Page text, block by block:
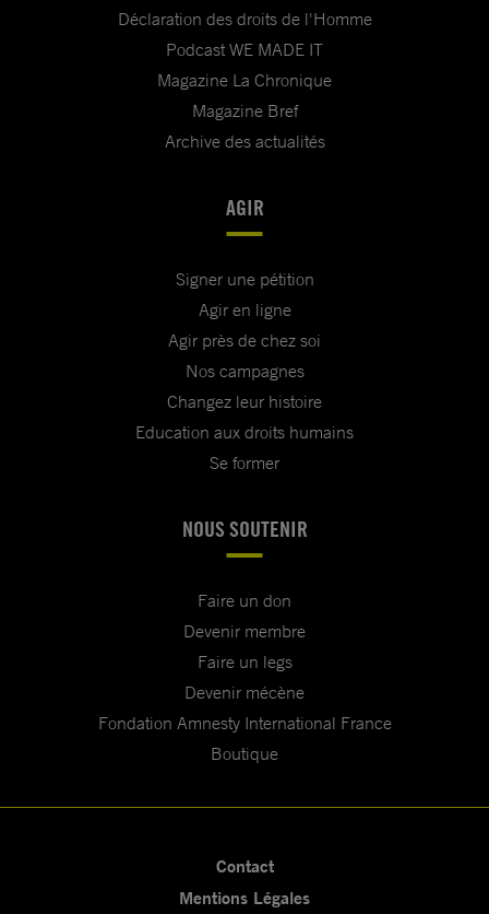
Déclaration des droits de l'Homme
Podcast WE MADE IT
Magazine La Chronique
Magazine Bref
Archive des actualités
AGIR
Signer une pétition
Agir en ligne
Agir près de chez soi
Nos campagnes
Changez leur histoire
Education aux droits humains
Se former
NOUS SOUTENIR
Faire un don
Devenir membre
Faire un legs
Devenir mécène
Fondation Amnesty International France
Boutique
Contact
Mentions Légales